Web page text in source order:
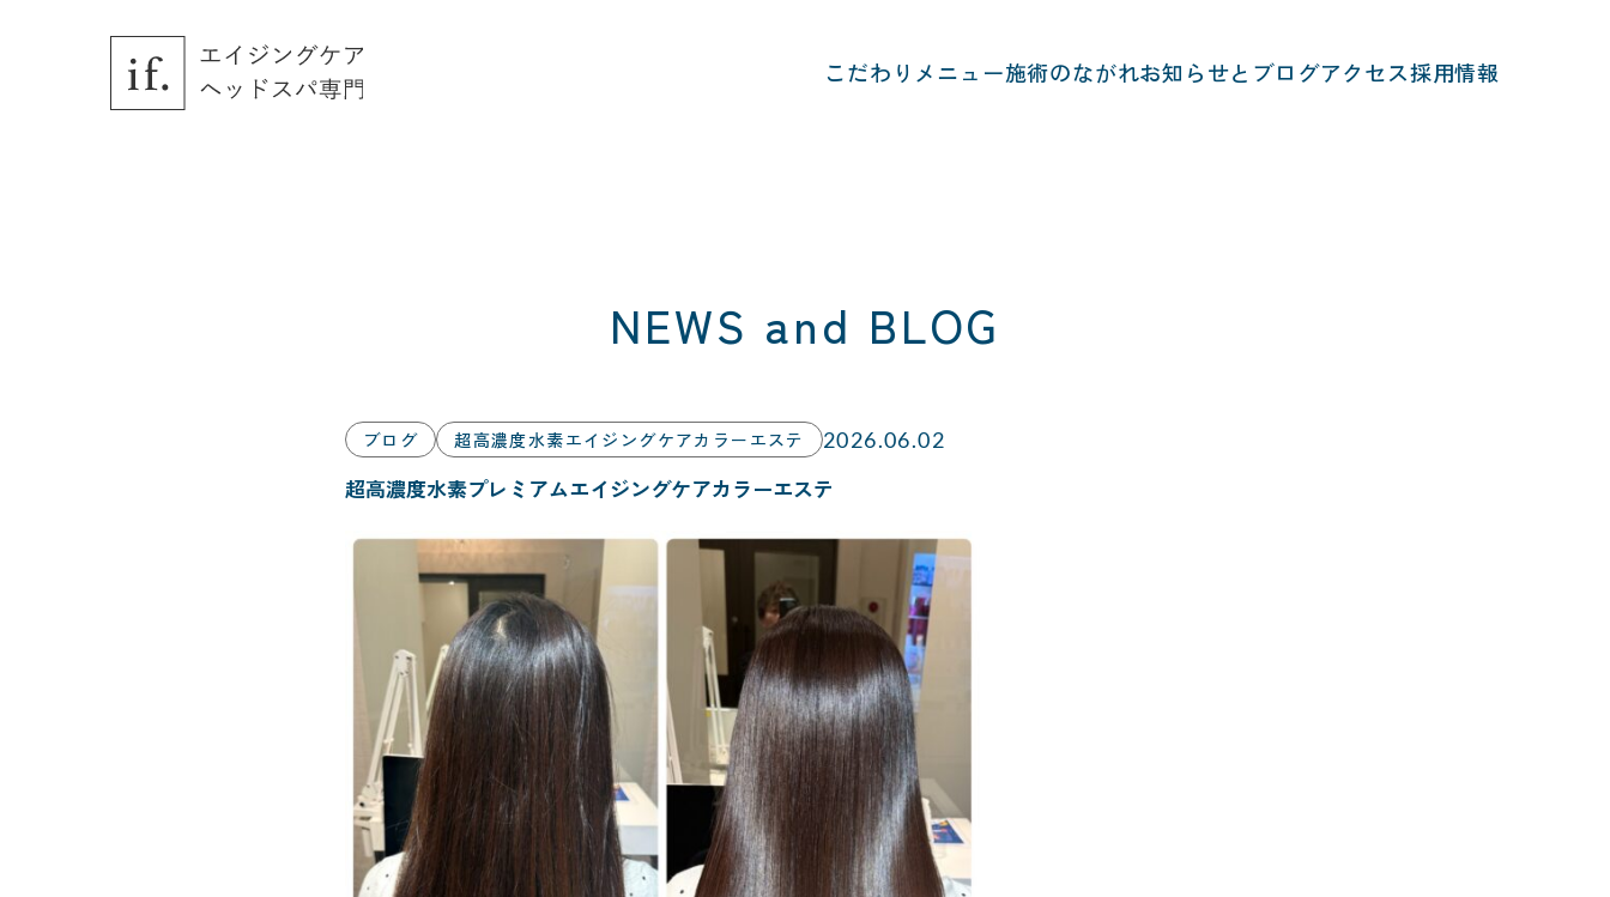
こだわり メニュー施術のながれお知らせとブログアクセス採用情報
NEWS and BLOG
ブログ 超高濃度水素エイジングケアカラーエステ 2026.06.02
超高濃度水素プレミアムエイジングケアカラーエステ